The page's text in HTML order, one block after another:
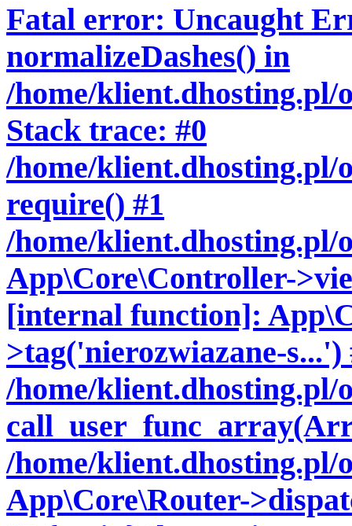
Fatal error: Uncaught
normalizeDashes() in
/home/
Stack trace: #0
/home/
require() #1
/home/
App\Core\Controller-
[internal function]:
>tag('nierozwiazane-s...')
/home/
/home/
App\Core\Router-